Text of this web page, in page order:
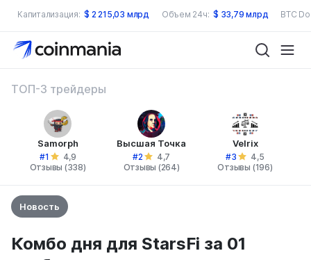
Капитализация: $ 2 215,03 млрд Объем 24ч: $ 33,79 млрд BTC
ТОП-3 трейдеры
Samorph
#1
4,9
Отзывы (338)
Высшая Точка
#2
4,7
Отзывы (264)
Velrix
#3
4,5
Отзывы (196)
Новость
Комбо дня для StarsFi за 01